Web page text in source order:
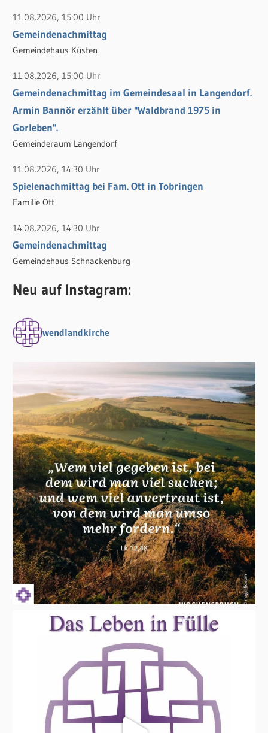
c
h
:
11.08.2026, 15:00 Uhr
Gemeindenachmittag
Gemeindehaus Küsten
11.08.2026, 15:00 Uhr
Gemeindenachmittag im Gemeindesaal in Langendorf.
Armin Bannör erzählt über "Waldbrand 1975 in
Gorleben".
Gemeinderaum Langendorf
11.08.2026, 14:30 Uhr
Spielenachmittag bei Fam. Ott in Tobringen
Familie Ott
14.08.2026, 14:30 Uhr
Gemeindenachmittag
Gemeindehaus Schnackenburg
Neu auf Instagram:
wendlandkirche